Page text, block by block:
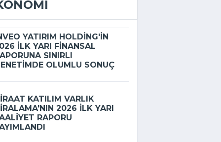
YATIRIM HOLDING'IN
ILK YARI FINANSAL
SINIRLI
OLUMLU SONUÇ
KATILIM VARLIK
2026 ILK YARI
RAPORU